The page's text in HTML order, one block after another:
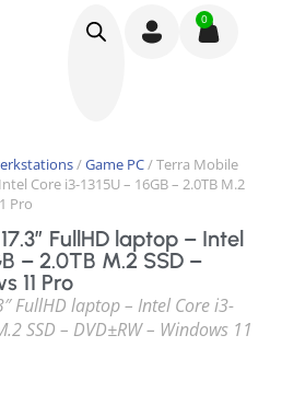
0
/Game PC/ Terra Mobile
Core i3-1315U – 16GB – 2.0TB M.2
Pro
FullHD laptop – Intel
– 2.0TB M.2 SSD –
11 Pro
FullHD laptop – Intel Core i3-
SSD – DVD±RW – Windows 11